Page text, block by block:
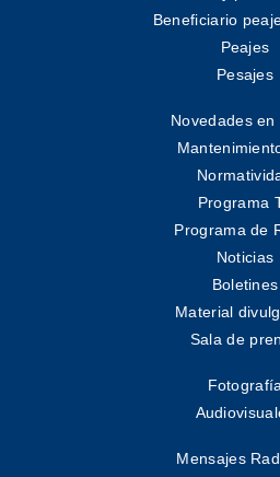
Beneficiario
Peajes
Pesajes
Novedades
Programa
Programa de
Noticias
Boletines
Material
Sala de
Mensajes